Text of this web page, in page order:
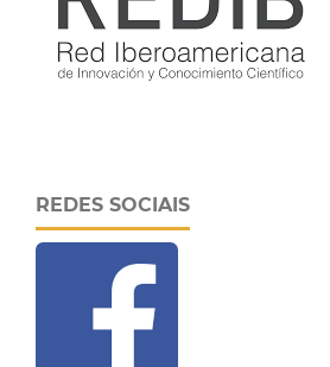
REDES SOCIAIS